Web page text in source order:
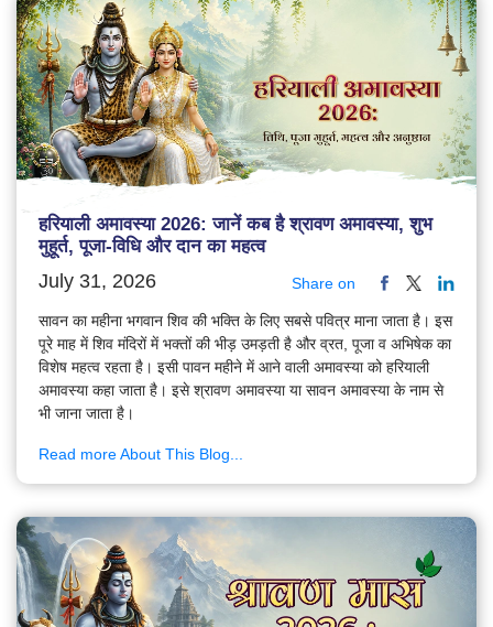
हरियाली अमावस्या 2026: जानें कब है श्रावण अमावस्या, शुभ
मुहूर्त, पूजा-विधि और दान का महत्व
July 31, 2026 Share on
सावन का महीना भगवान शिव की भक्ति के लिए सबसे पवित्र माना जाता है। इस
पूरे माह में शिव मंदिरों में भक्तों की भीड़ उमड़ती है और व्रत, पूजा व अभिषेक का
विशेष महत्व रहता है। इसी पावन महीने में आने वाली अमावस्या को हरियाली
अमावस्या कहा जाता है। इसे श्रावण अमावस्या या सावन अमावस्या के नाम से
भी जाना जाता है।
Read more About This Blog...